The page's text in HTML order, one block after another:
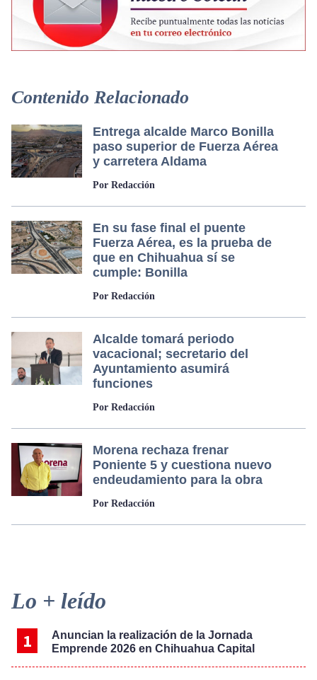
Contenido Relacionado
Entrega alcalde Marco Bonilla
paso superior de Fuerza Aérea
y carretera Aldama
Por Redacción
En su fase final el puente
Fuerza Aérea, es la prueba de
que en Chihuahua sí se
cumple: Bonilla
Por Redacción
Alcalde tomará periodo
vacacional; secretario del
Ayuntamiento asumirá
funciones
Por Redacción
Morena rechaza frenar
Poniente 5 y cuestiona nuevo
endeudamiento para la obra
Por Redacción
Primary
Sidebar
Lo + leído
Anuncian la realización de la Jornada
Emprende 2026 en Chihuahua Capital